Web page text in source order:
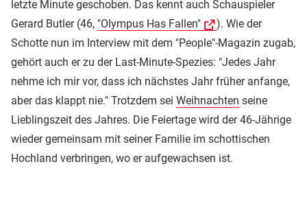
letzte Minute geschoben. Das kennt auch Schauspieler
Gerard Butler (46, "Olympus Has Fallen"
). Wie der
Schotte nun im Interview mit dem "People"-Magazin zugab,
gehört auch er zu der Last-Minute-Spezies: "Jedes Jahr
nehme ich mir vor, dass ich nächstes Jahr früher anfange,
aber das klappt nie." Trotzdem sei Weihnachten seine
Lieblingszeit des Jahres. Die Feiertage wird der 46-Jährige
wieder gemeinsam mit seiner Familie im schottischen
Hochland verbringen, wo er aufgewachsen ist.